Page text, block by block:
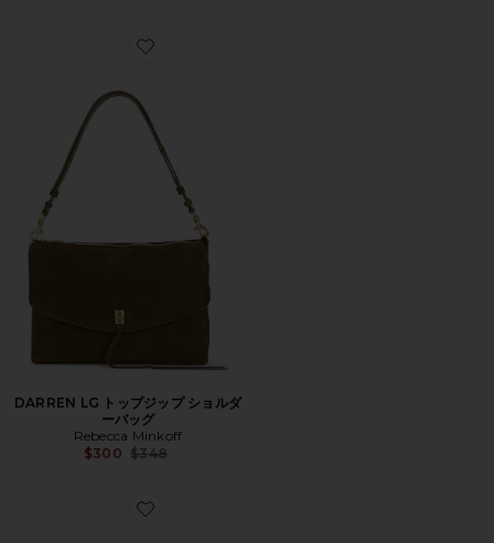
Favorite DARREN LG トップジップ ショルダーバッグ
DARREN LG トップジップ ショルダ
ーバッグ
Rebecca Minkoff
$300 Previous price:
$348
Favorite BERKLEY ラフィア付きフラップショルダー